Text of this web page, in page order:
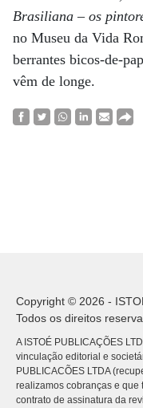
Brasiliana – os
no Museu da Vida
berrantes bicos-de-
vêm de longe.
Copyright © 2026 -
Todos os direitos
A ISTOÉ PUBLICAÇÕES
vinculação editorial e
PUBLICACÕES LTDA
realizamos cobranças e que
contrato de assinatura da